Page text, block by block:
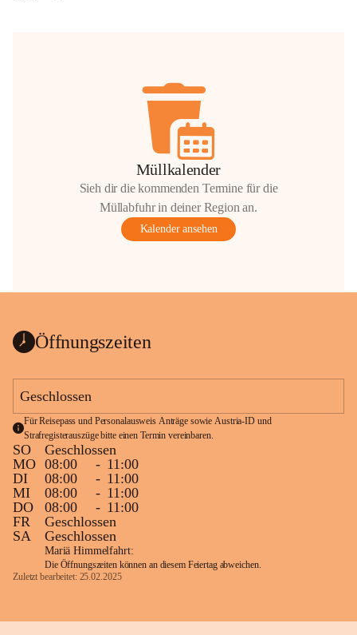
Müllkalender
Sieh dir die kommenden Termine für die
Müllabfuhr in deiner Region an.
Kalender ansehen
Öffnungszeiten
Geschlossen
Für Reisepass und Personalausweis Anträge sowie Austria-ID und
Strafregisterauszüge bitte einen Termin vereinbaren.
SO
Geschlossen
MO 08:00 - 11:00
DI
08:00 - 11:00
MI
08:00 - 11:00
DO
08:00 - 11:00
FR
Geschlossen
SA
Geschlossen
Mariä Himmelfahrt:
Die Öffnungszeiten können an diesem Feiertag abweichen.
Zuletzt bearbeitet: 25.02.2025